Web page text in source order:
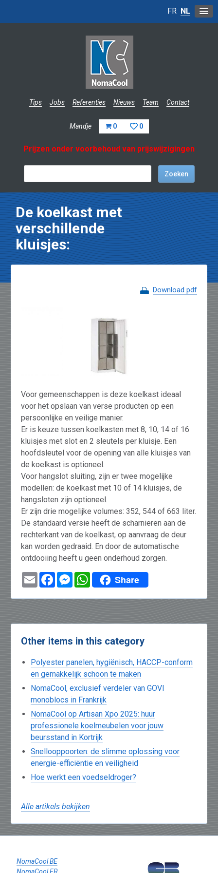
Tips Jobs Referenties Nieuws Team Contact
Mandje 0 0
FR NL
Prijzen onder voorbehoud van prijswijzigingen
De koelkast met
verschillende
kluisjes:
Download pdf
Voor gemeenschappen is deze koelkast ideaal
voor het opslaan van verse producten op een
persoonlijke en veilige manier.
Er is keuze tussen koelkasten met 8, 10, 14 of 16
kluisjes met slot en 2 sleutels per kluisje. Een
hoofdsleutel voor de opening van alle kluisjes van
de koelkast is optioneel.
Voor hangslot sluiting, zijn er twee mogelijke
modellen: de koelkast met 10 of 14 kluisjes, de
hangsloten zijn optioneel.
Er zijn drie mogelijke volumes: 352, 544 of 663 liter.
De standaard versie heeft de scharnieren aan de
rechterkant van de koelkast, op aanvraag de deur
kan worden gedraaid. En door de automatische
ontdooiing heeft u geen onderhoud zorgen.
Email FacebookMessenger
WhatsAppShare
Other items in this category
Polyester panelen, hygiënisch, HACCP-conform
en gemakkelijk schoon te maken
NomaCool, exclusief verdeler van GOVI
monoblocs in Frankrijk
NomaCool op Artisan Xpo 2025: huur
professionele koelmeubelen voor jouw
beursstand in Kortrijk
Snellooppoorten: de slimme oplossing voor
energie-efficiëntie en veiligheid
Hoe werkt een voedseldroger?
Alle artikels bekijken
NomaCool BE